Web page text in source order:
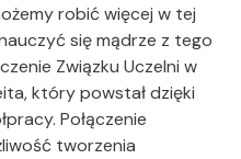
robić więcej w tej
się mądrze z tego
Związku Uczelni w
który powstał dzięki
Połączenie
tworzenia